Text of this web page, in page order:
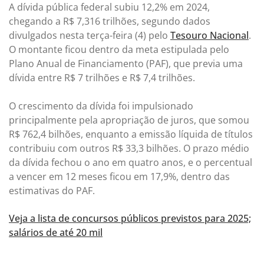
A dívida pública federal subiu 12,2% em 2024,
chegando a R$ 7,316 trilhões, segundo dados
divulgados nesta terça-feira (4) pelo Tesouro Nacional.
O montante ficou dentro da meta estipulada pelo
Plano Anual de Financiamento (PAF), que previa uma
dívida entre R$ 7 trilhões e R$ 7,4 trilhões.
O crescimento da dívida foi impulsionado
principalmente pela apropriação de juros, que somou
R$ 762,4 bilhões, enquanto a emissão líquida de títulos
contribuiu com outros R$ 33,3 bilhões. O prazo médio
da dívida fechou o ano em quatro anos, e o percentual
a vencer em 12 meses ficou em 17,9%, dentro das
estimativas do PAF.
Veja a lista de concursos públicos previstos para 2025;
salários de até 20 mil